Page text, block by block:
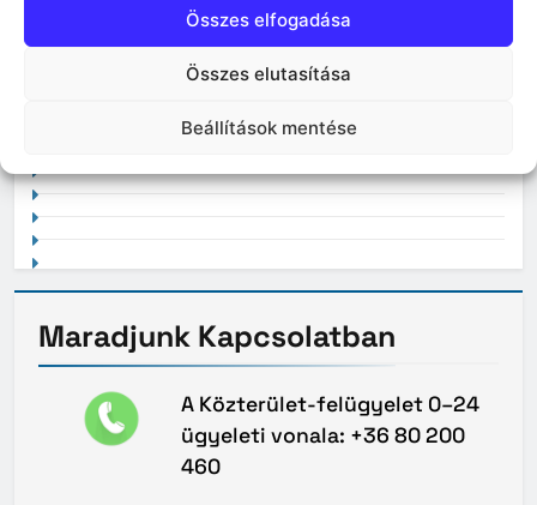
Összes elfogadása
Összes elutasítása
Beállítások mentése
Maradjunk Kapcsolatban
A Közterület-felügyelet 0–24
ügyeleti vonala: +36 80 200
460